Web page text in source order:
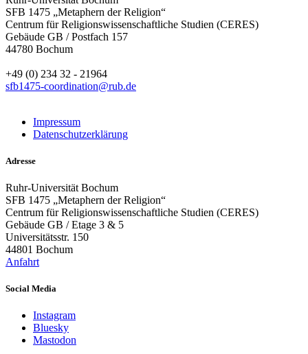
SFB 1475 „Metaphern der Religion“
Centrum für Religionswissenschaftliche Studien (CERES)
Gebäude GB / Postfach 157
44780 Bochum
+49 (0) 234 32 - 21964
sfb1475-coordination@rub.de
Impressum
Datenschutzerklärung
Adresse
Ruhr-Universität Bochum
SFB 1475 „Metaphern der Religion“
Centrum für Religionswissenschaftliche Studien (CERES)
Gebäude GB / Etage 3 & 5
Universitätsstr. 150
44801 Bochum
Anfahrt
Social Media
Instagram
Bluesky
Mastodon